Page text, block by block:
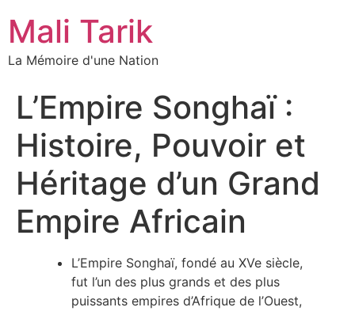
Mali Tarik
La Mémoire d'une Nation
L’Empire Songhaï :
Histoire, Pouvoir et
Héritage d’un Grand
Empire Africain
L’Empire Songhaï, fondé au XVe siècle,
fut l’un des plus grands et des plus
puissants empires d’Afrique de l’Ouest,